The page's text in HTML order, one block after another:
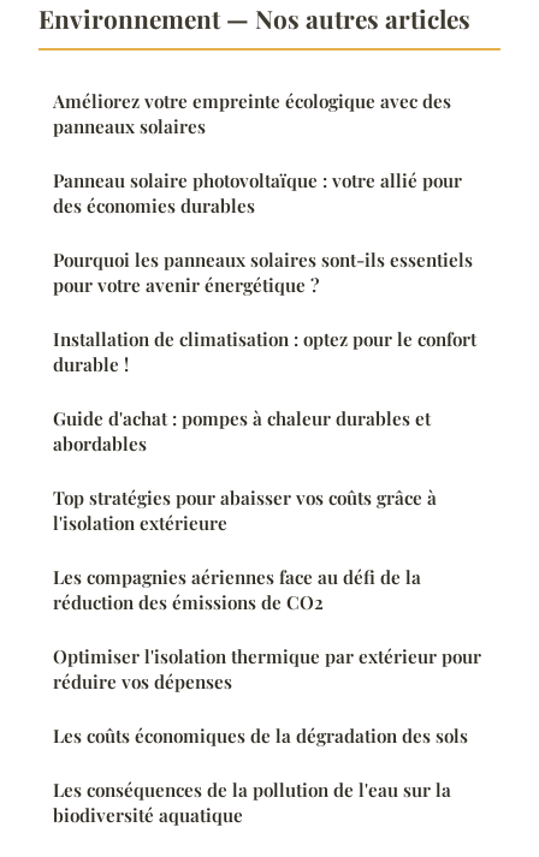
Environnement — Nos autres articles
Améliorez votre empreinte écologique avec des
panneaux solaires
Panneau solaire photovoltaïque : votre allié pour
des économies durables
Pourquoi les panneaux solaires sont-ils essentiels
pour votre avenir énergétique ?
Installation de climatisation : optez pour le confort
durable !
Guide d'achat : pompes à chaleur durables et
abordables
Top stratégies pour abaisser vos coûts grâce à
l'isolation extérieure
Les compagnies aériennes face au défi de la
réduction des émissions de CO2
Optimiser l'isolation thermique par extérieur pour
réduire vos dépenses
Les coûts économiques de la dégradation des sols
Les conséquences de la pollution de l'eau sur la
biodiversité aquatique